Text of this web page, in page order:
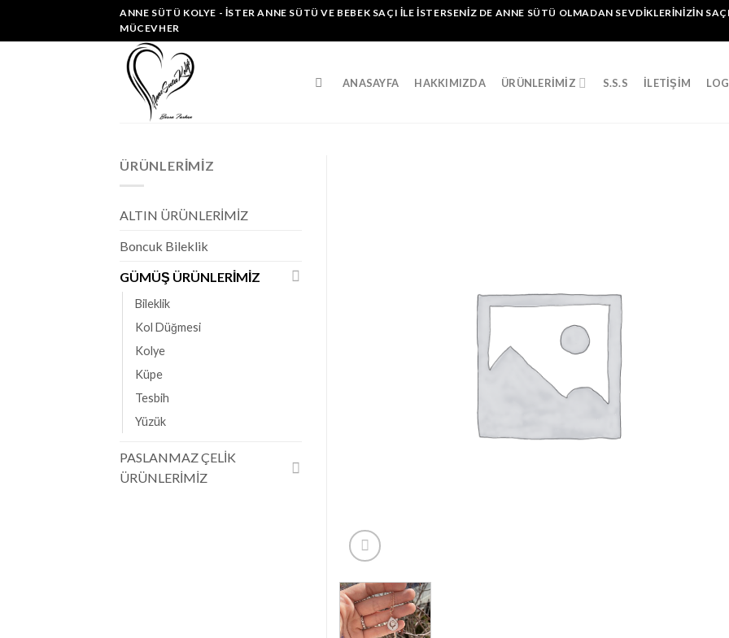
ANNE SÜTÜ KOLYE - İSTER ANNE SÜTÜ VE BEBEK SAÇI İLE İSTERSENİZ DE ANNE SÜTÜ OLMADAN SEVDİKLERİNİZİN
MÜCEVHER
ANASAYFA HAKKIMIZDA ÜRÜNLERIMIZ S.S.S İLETIŞIM
ÜRÜNLERIMIZ
ALTIN ÜRÜNLERİMİZ
Boncuk Bileklik
GÜMÜŞ ÜRÜNLERİMİZ
Bileklik
Kol Düğmesi
Kolye
Küpe
Tesbih
Yüzük
PASLANMAZ ÇELİK
ÜRÜNLERİMİZ